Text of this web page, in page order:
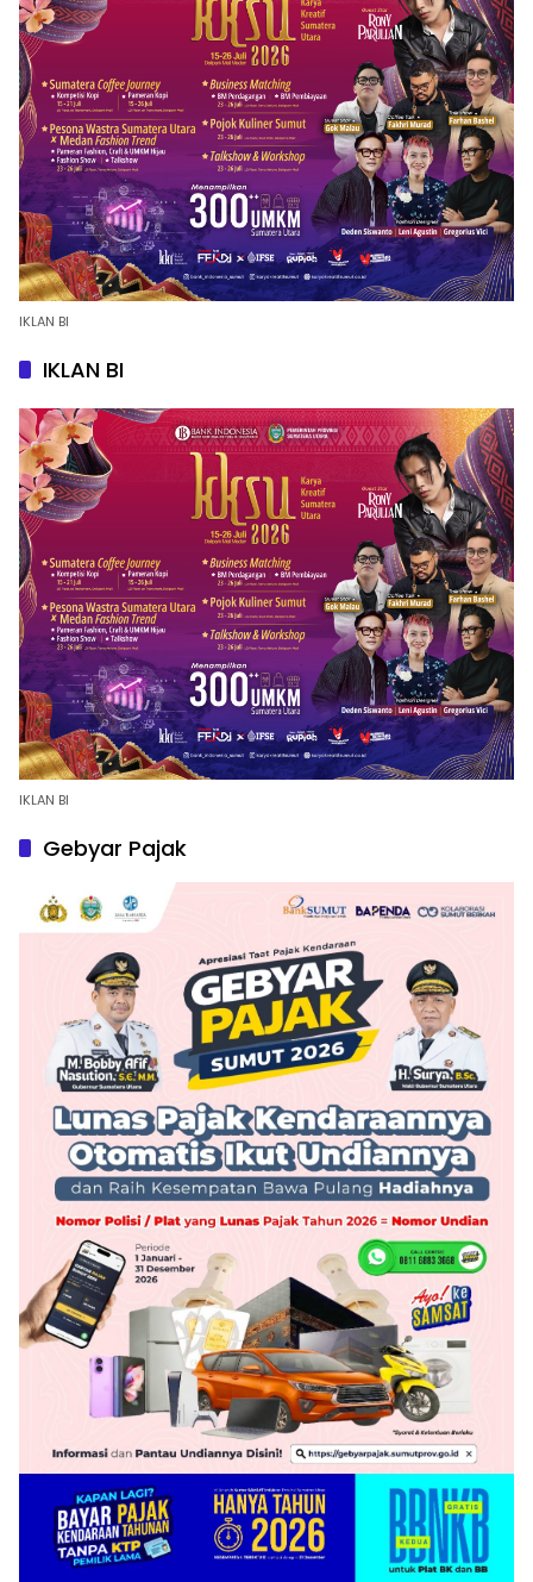
IKLAN BI
IKLAN BI
IKLAN BI
Gebyar Pajak